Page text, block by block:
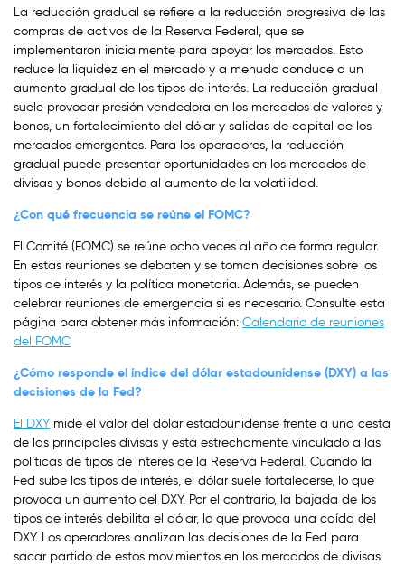
La reducción gradual se refiere a la reducción progresiva de las
compras de activos de la Reserva Federal, que se
implementaron inicialmente para apoyar los mercados. Esto
reduce la liquidez en el mercado y a menudo conduce a un
aumento gradual de los tipos de interés. La reducción gradual
suele provocar presión vendedora en los mercados de valores y
bonos, un fortalecimiento del dólar y salidas de capital de los
mercados emergentes. Para los operadores, la reducción
gradual puede presentar oportunidades en los mercados de
divisas y bonos debido al aumento de la volatilidad.
¿Con qué frecuencia se reúne el FOMC?
El Comité (FOMC) se reúne ocho veces al año de forma regular.
En estas reuniones se debaten y se toman decisiones sobre los
tipos de interés y la política monetaria. Además, se pueden
celebrar reuniones de emergencia si es necesario. Consulte esta
página para obtener más información: Calendario de reuniones
del FOMC
¿Cómo responde el índice del dólar estadounidense (DXY) a las
decisiones de la Fed?
El DXY mide el valor del dólar estadounidense frente a una cesta
de las principales divisas y está estrechamente vinculado a las
políticas de tipos de interés de la Reserva Federal. Cuando la
Fed sube los tipos de interés, el dólar suele fortalecerse, lo que
provoca un aumento del DXY. Por el contrario, la bajada de los
tipos de interés debilita el dólar, lo que provoca una caída del
DXY. Los operadores analizan las decisiones de la Fed para
sacar partido de estos movimientos en los mercados de divisas.